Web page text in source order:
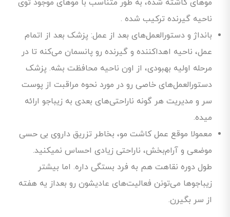
موهای کاشته شده، به طور متناسب با موهای موجود توی
ناحیه گیرنده ترکیب شده ‌.
بانداژ و دستورالعمل‌های بعد از عمل: پزشک بعد از اتمام
عمل، ناحیه اهداکننده و گیرنده رو پانسمان می‌کنه تا در
مرحله اولیه بهبودی، از اون ناحیه محافظت بشه. پزشک
دستورالعمل‌های‌ خاصی رو در مورد نحوه مراقبت از پوست
سر و مدیریت هر گونه ناراحتی‌های بعدی به زیباجو ارائه
میده.
معمولا موقع عمل کاشت مو، بخاطر تزریق داروی بی حسی
موضعی و آرام‌بخش، ناراحتی زیادی احساس نمیکنید.
طول دوره نقاهت هم به فرد بستگی داره. اما بیشتر
زیباجوها می‌تونن فعالیت‌های عادیشون رو بعداز یه هفته
از سر بگیرن.